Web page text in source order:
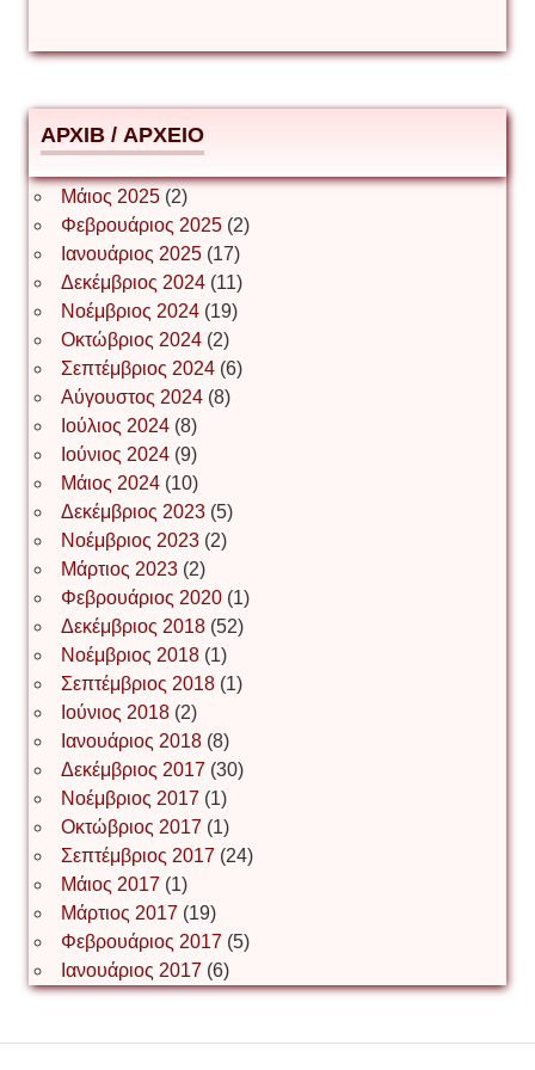
Δημήτριος Ζακοντινός
ΕΥΑΓΓΕΛΟΣ ΜΩΚΟΣ
Ιωάννης Σ. Παπαφλωράτος
ΝΙΚΟΣ ΓΑΤΟΣ
Νίκος Λυγερός
Іван Буртик
Іван Наконечний
Інга Короткевич
Ірина Ключковська
Ірина Наконечна
АРХІВ / ΑΡΧΕΙΟ
Μάιος 2025(2)
Φεβρουάριος 2025(2)
Ιανουάριος 2025(17)
Δεκέμβριος 2024(11)
Νοέμβριος 2024(19)
Οκτώβριος 2024(2)
Σεπτέμβριος 2024(6)
Αύγουστος 2024(8)
Ιούλιος 2024(8)
Ιούνιος 2024(9)
Μάιος 2024(10)
Δεκέμβριος 2023(5)
Νοέμβριος 2023(2)
Μάρτιος 2023(2)
Φεβρουάριος 2020(1)
Δεκέμβριος 2018(52)
Νοέμβριος 2018(1)
Σεπτέμβριος 2018(1)
Ιούνιος 2018(2)
Ιανουάριος 2018(8)
Δεκέμβριος 2017 (30)
Νοέμβριος 2017 (1)
Οκτώβριος 2017 (1)
Σεπτέμβριος 2017 (24)
Μάιος 2017 (1)
Μάρτιος 2017 (19)
Φεβρουάριος 2017 (5)
Ιανουάριος 2017 (6)